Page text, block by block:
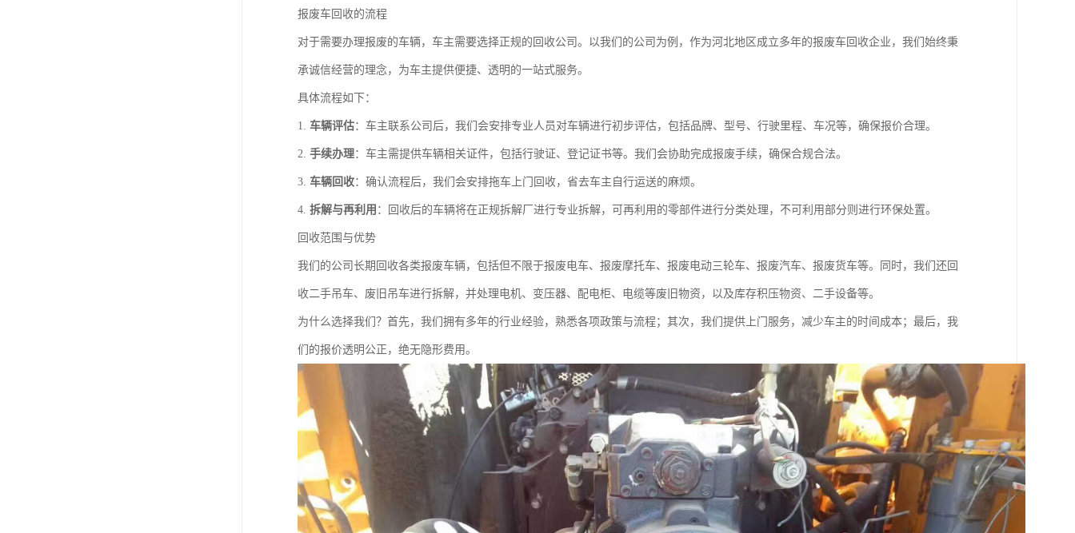
报废车回收的流程
对于需要办理报废的车辆，车主需要选择正规的回收公司。以我们的公司为例，作为河北地区成立多年的报废车回收企业，我们始终秉
承诚信经营的理念，为车主提供便捷、透明的一站式服务。
具体流程如下：
1. 车辆评估：车主联系公司后，我们会安排专业人员对车辆进行初步评估，包括品牌、型号、行驶里程、车况等，确保报价合理。
2. 手续办理：车主需提供车辆相关证件，包括行驶证、登记证书等。我们会协助完成报废手续，确保合规合法。
3. 车辆回收：确认流程后，我们会安排拖车上门回收，省去车主自行运送的麻烦。
4. 拆解与再利用 ：回收后的车辆将在正规拆解厂进行专业拆解，可再利用的零部件进行分类处理，不可利用部分则进行环保处置。
回收范围与优势
我们的公司长期回收各类报废车辆，包括但不限于报废电车、报废摩托车、报废电动三轮车、报废汽车、报废货车等。同时，我们还回
收二手吊车、废旧吊车进行拆解，并处理电机、变压器、配电柜、电缆等废旧物资，以及库存积压物资、二手设备等。
为什么选择我们？首先，我们拥有多年的行业经验，熟悉各项政策与流程；其次，我们提供上门服务，减少车主的时间成本；最后，我
们的报价透明公正，绝无隐形费用。